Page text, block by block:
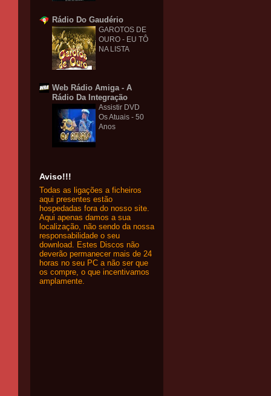
Rádio Do Gaudério
GAROTOS DE
OURO - EU TÔ
NA LISTA
Web Rádio Amiga - A
Rádio Da Integração
Assistir DVD
Os Atuais - 50
Anos
Aviso!!!
Todas as ligações a ficheiros
aqui presentes estão
hospedadas fora do nosso site.
Aqui apenas damos a sua
localização, não sendo da nossa
responsabilidade o seu
download. Estes Discos não
deverão permanecer mais de 24
horas no seu PC a não ser que
os compre, o que incentivamos
amplamente.